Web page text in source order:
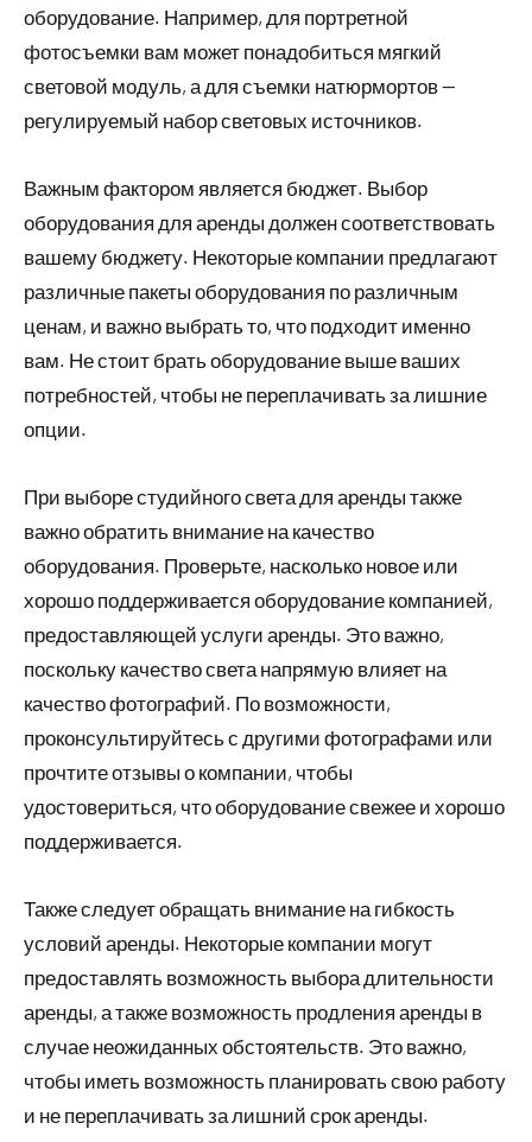
оборудование. Например, для портретной
фотосъемки вам может понадобиться мягкий
световой модуль, а для съемки натюрмортов —
регулируемый набор световых источников.
Важным фактором является бюджет. Выбор
оборудования для аренды должен соответствовать
вашему бюджету. Некоторые компании предлагают
различные пакеты оборудования по различным
ценам, и важно выбрать то, что подходит именно
вам. Не стоит брать оборудование выше ваших
потребностей, чтобы не переплачивать за лишние
опции.
При выборе студийного света для аренды также
важно обратить внимание на качество
оборудования. Проверьте, насколько новое или
хорошо поддерживается оборудование компанией,
предоставляющей услуги аренды. Это важно,
поскольку качество света напрямую влияет на
качество фотографий. По возможности,
проконсультируйтесь с другими фотографами или
прочтите отзывы о компании, чтобы
удостовериться, что оборудование свежее и хорошо
поддерживается.
Также следует обращать внимание на гибкость
условий аренды. Некоторые компании могут
предоставлять возможность выбора длительности
аренды, а также возможность продления аренды в
случае неожиданных обстоятельств. Это важно,
чтобы иметь возможность планировать свою работу
и не переплачивать за лишний срок аренды.